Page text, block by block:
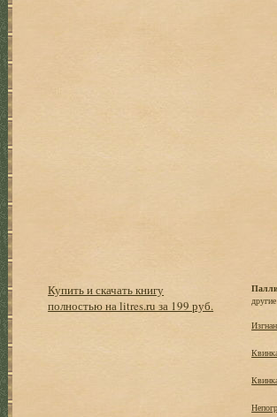
Купить и скачать книгу
полностью на litres.ru за 199 руб.